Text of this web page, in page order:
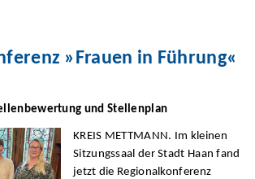
»Frauen in Führung«
und Stellenplan
KREIS METTMANN. Im kleinen
Sitzungssaal der Stadt Haan fand
jetzt die Regionalkonferenz